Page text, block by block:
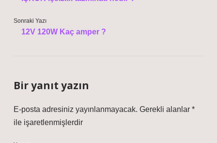
Sonraki Yazı
12V 120W Kaç amper ?
Bir yanıt yazın
E-posta adresiniz yayınlanmayacak. Gerekli alanlar *
ile işaretlenmişlerdir